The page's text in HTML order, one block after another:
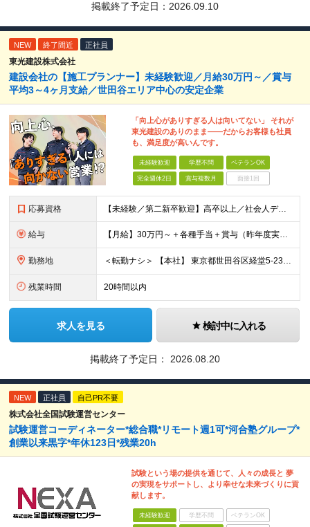
掲載終了予定日： 2026.09.10
NEW 終了間近 正社員
東光建設株式会社
建設会社の【施工プランナー】未経験歓迎／月給30万円～／賞与
平均3～4ヶ月支給／世田谷エリア中心の安定企業
「向上心がありすぎる人は向いてない」 それが
東光建設のありのまま――だからお客様も社員
も、満足度が高いんです。
未経験歓迎 学歴不問 ベテランOK
完全週休2日 賞与複数月 面接1回
応募資格 【未経験／第二新卒歓迎】高卒以上／社会人デビュー◎／ブランク有◎／■要普免 入社時点に、特別な知識やスキル・経験は一切必要なし！ すべて入社後に、当社で身につけていただけるので 安心してください！
給与 【月給】30万円～＋各種手当＋賞与（昨年度実績：3～4ヶ月） ※上記月給には固定残業時間（10h分／2万円以上）を含みます。 超過分は別途支給いたします。 ■未経験・1年目の想定年収：420万円
勤務地 ＜転勤ナシ＞ 【本社】 東京都世田谷区経堂5-23-15
残業時間 20時間以内
求人を見る 検討中に入れる
掲載終了予定日： 2026.08.20
NEW 正社員 自己PR不要
株式会社全国試験運営センター
試験運営コーディネーター*総合職*リモート週1可*河合塾グループ*
創業以来黒字*年休123日*残業20h
試験という場の提供を通じて、人々の成長と 夢
の実現をサポートし、より幸せな未来づくりに貢
献します。
未経験歓迎 学歴不問 ベテランOK